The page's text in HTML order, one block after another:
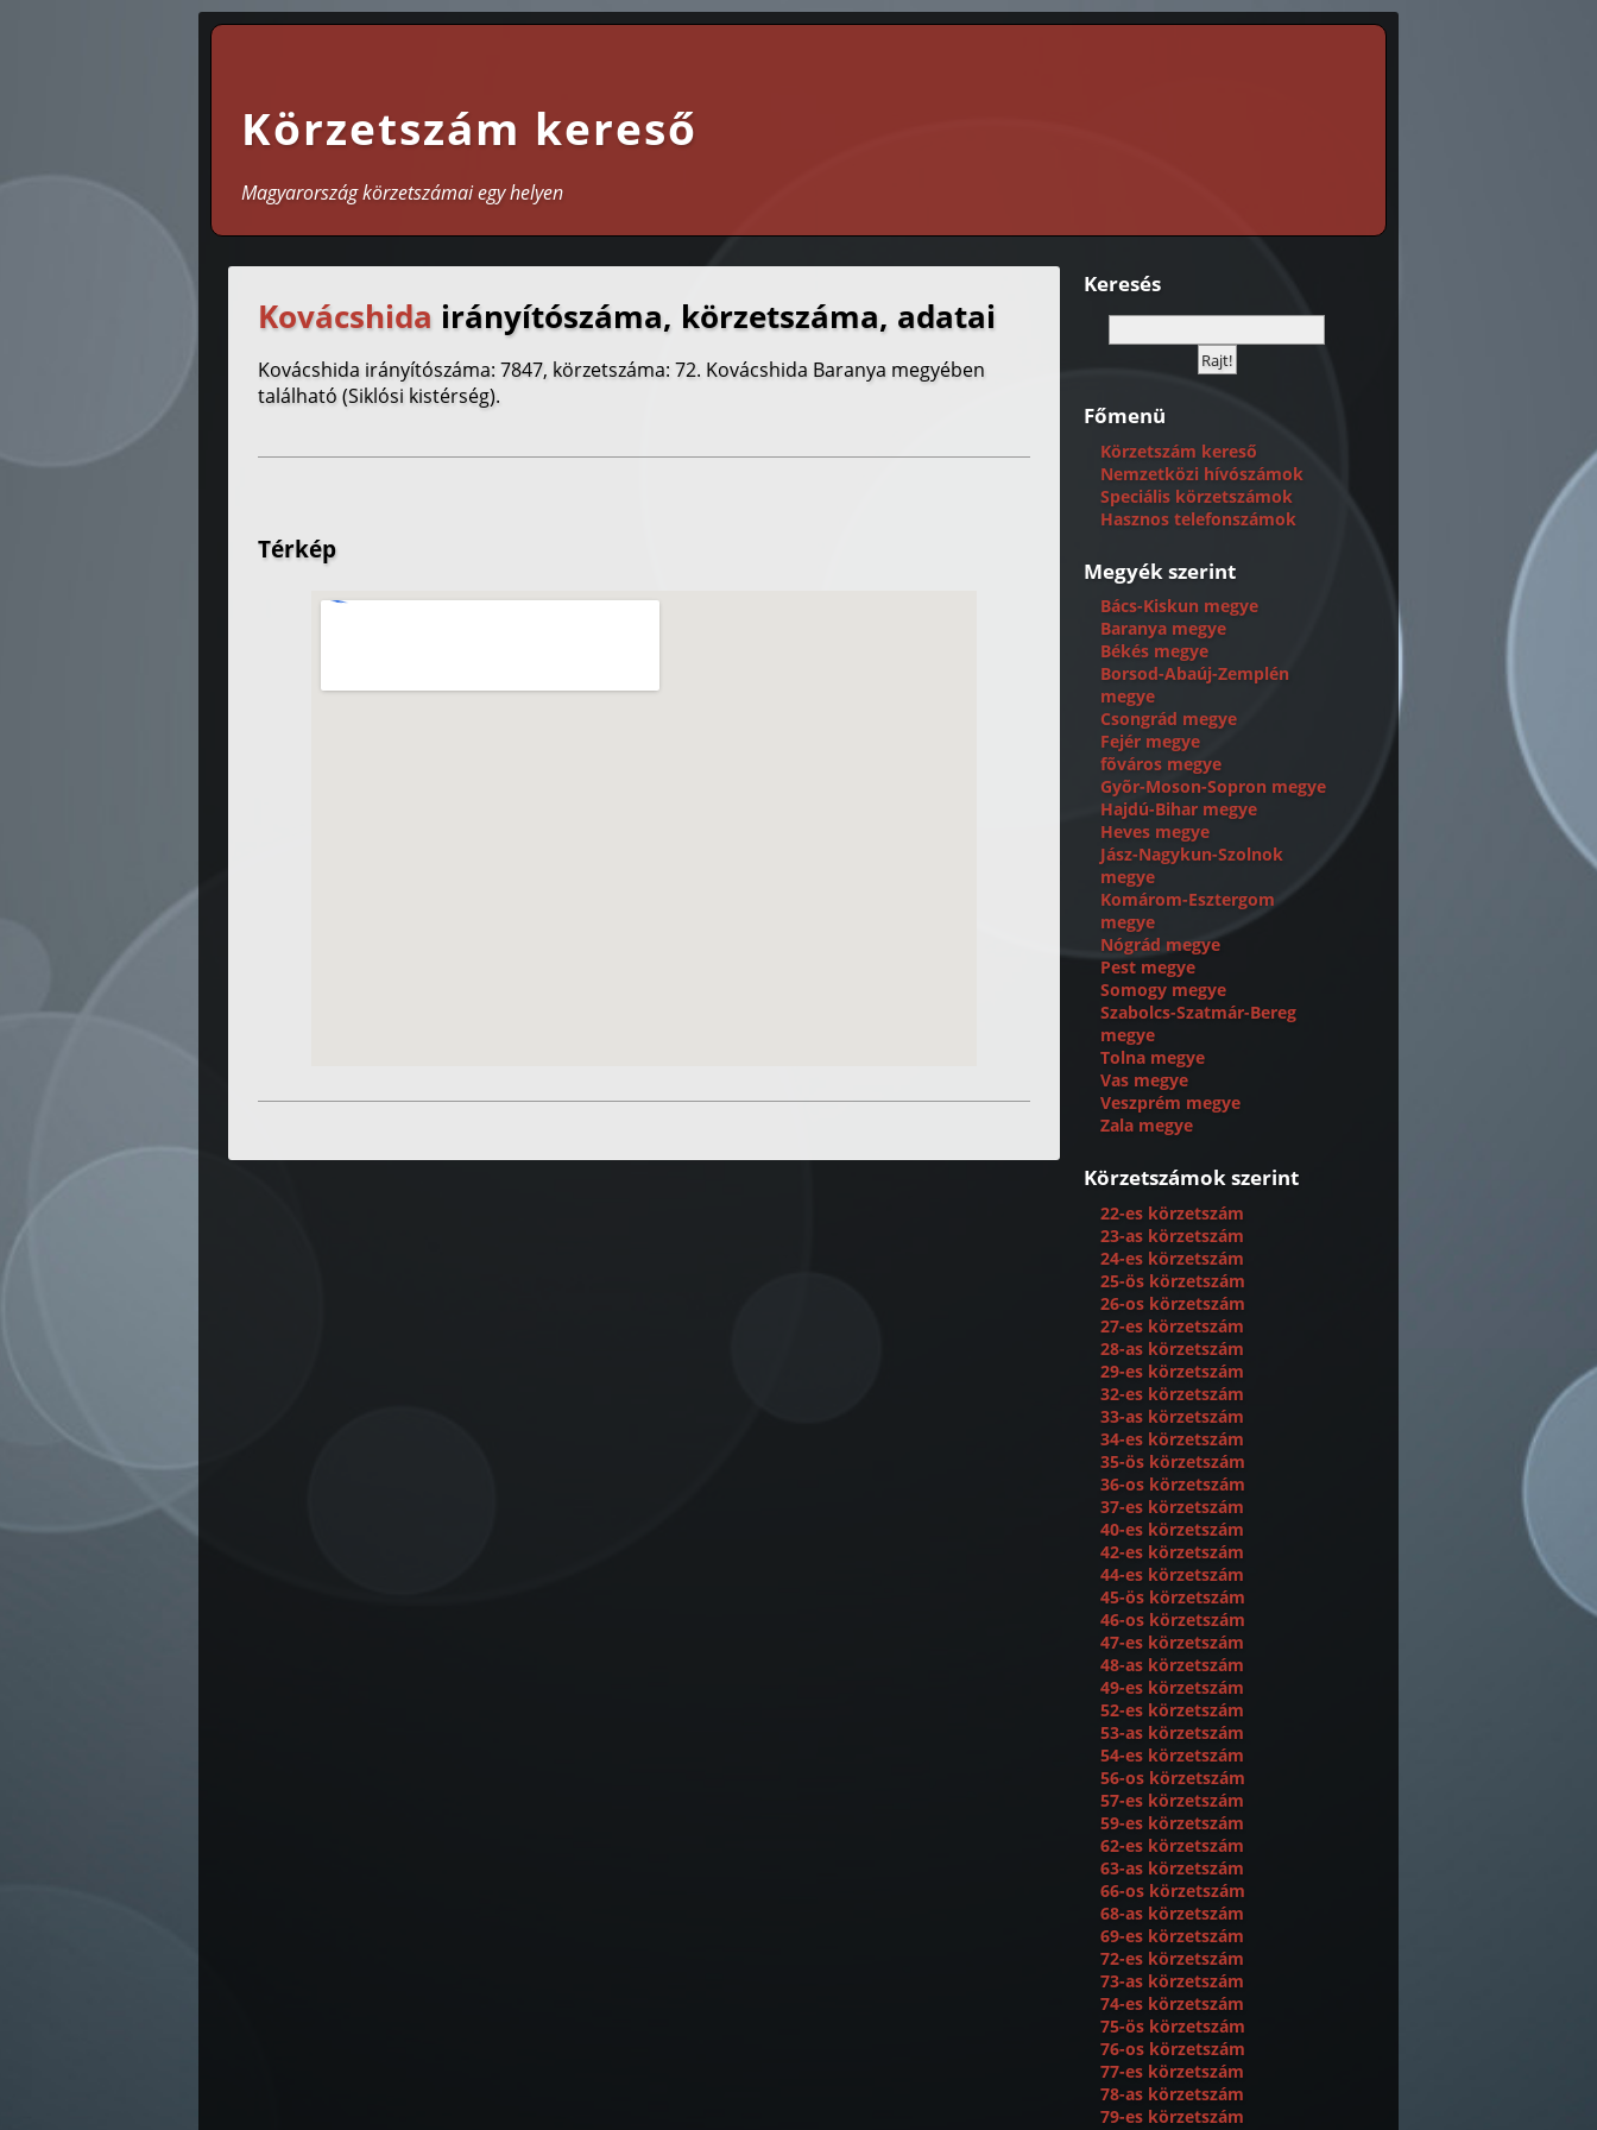
Körzetszám kereső
Magyarország körzetszámai egy helyen
Kovácshida irányítószáma, körzetszáma, adatai
Kovácshida irányítószáma: 7847, körzetszáma: 72. Kovácshida Baranya megyében
található (Siklósi kistérség).
Térkép
Keresés
Főmenü
Körzetszám kereső
Nemzetközi hívószámok
Speciális körzetszámok
Hasznos telefonszámok
Megyék szerint
Bács-Kiskun megye
Baranya megye
Békés megye
Borsod-Abaúj-Zemplén
megye
Csongrád megye
Fejér megye
fõváros megye
Gyõr-Moson-Sopron megye
Hajdú-Bihar megye
Heves megye
Jász-Nagykun-Szolnok
megye
Komárom-Esztergom
megye
Nógrád megye
Pest megye
Somogy megye
Szabolcs-Szatmár-Bereg
megye
Tolna megye
Vas megye
Veszprém megye
Zala megye
Körzetszámok szerint
22-es körzetszám
23-as körzetszám
24-es körzetszám
25-ös körzetszám
26-os körzetszám
27-es körzetszám
28-as körzetszám
29-es körzetszám
32-es körzetszám
33-as körzetszám
34-es körzetszám
35-ös körzetszám
36-os körzetszám
37-es körzetszám
40-es körzetszám
42-es körzetszám
44-es körzetszám
45-ös körzetszám
46-os körzetszám
47-es körzetszám
48-as körzetszám
49-es körzetszám
52-es körzetszám
53-as körzetszám
54-es körzetszám
56-os körzetszám
57-es körzetszám
59-es körzetszám
62-es körzetszám
63-as körzetszám
66-os körzetszám
68-as körzetszám
69-es körzetszám
72-es körzetszám
73-as körzetszám
74-es körzetszám
75-ös körzetszám
76-os körzetszám
77-es körzetszám
78-as körzetszám
79-es körzetszám